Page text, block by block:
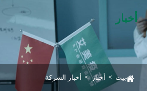
أخبار
بيت أخبار أخبار الشركة